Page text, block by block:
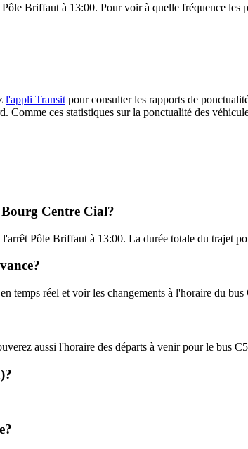
Briffaut à 13:00. Pour voir à quelle fréquence les
l'appli Transit pour consulter les rapports de
ces statistiques sur la ponctualité des
Centre Cial?
Pôle Briffaut à 13:00. La durée totale du trajet
temps réel et voir les changements à l'horaire du bus
aussi l'horaire des départs à venir pour le bus